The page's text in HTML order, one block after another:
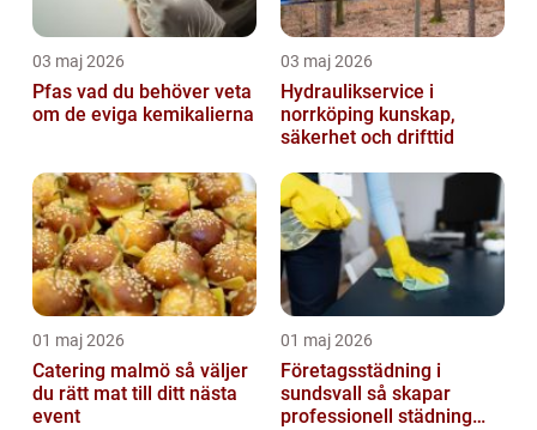
03 maj 2026
Pfas vad du behöver veta
om de eviga kemikalierna
03 maj 2026
Hydraulikservice i
norrköping kunskap,
säkerhet och drifttid
01 maj 2026
Catering malmö så väljer
du rätt mat till ditt nästa
event
01 maj 2026
Företagsstädning i
sundsvall så skapar
professionell städning